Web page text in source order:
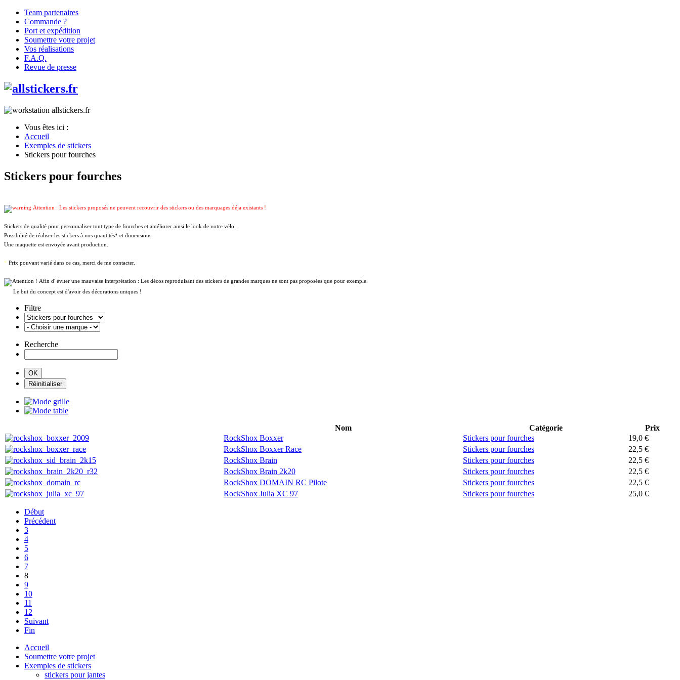
Team partenaires
Commande ?
Port et expédition
Soumettre votre projet
Vos réalisations
F.A.Q.
Revue de presse
Vous êtes ici :
Accueil
Exemples de stickers
Stickers pour fourches
Stickers pour fourches
Attention : Les stickers proposés ne peuvent recouvrir des stickers ou des marquages déja existants !
Stickers de qualité pour personnaliser tout type de fourches et améliorer ainsi le look de votre vélo.
Possibilité de réaliser les stickers à vos quantités* et dimensions.
Une maquette est envoyée avant production.
* Prix pouvant varié dans ce cas, merci de me contacter.
Afin d' éviter une mauvaise interprétation : Les décos reproduisant des stickers de grandes marques ne sont pas proposées que pour exemple.
Le but du concept est d'avoir des décorations uniques !
Filtre
Recherche
Nom Catégorie
Prix
RockShox Boxxer
Stickers pour fourches 19,0 €
RockShox Boxxer Race
Stickers pour fourches 22,5 €
RockShox Brain
Stickers pour fourches 22,5 €
RockShox Brain 2k20
Stickers pour fourches 22,5 €
RockShox DOMAIN RC Pilote
Stickers pour fourches 22,5 €
RockShox Julia XC 97
Stickers pour fourches 25,0 €
Début
Précédent
3
4
5
6
7
8
9
10
11
12
Suivant
Fin
Accueil
Soumettre votre projet
Exemples de stickers
stickers pour jantes